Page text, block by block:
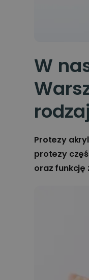
W
Protezy
protezy
oraz funkcję